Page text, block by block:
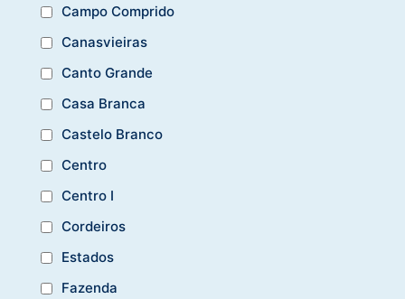
Campo Comprido
Canasvieiras
Canto Grande
Casa Branca
Castelo Branco
Centro
Centro I
Cordeiros
Estados
Fazenda